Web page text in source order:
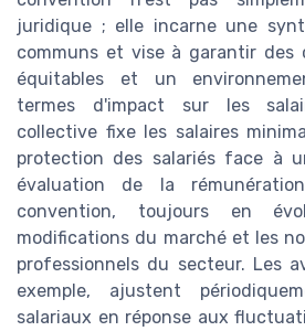
juridique ; elle incarne une
communs et vise à garantir des
équitables et un
termes d'impact sur les
collective fixe les salaires
protection des salariés face à
évaluation de la
convention, toujours en
modifications du marché et les
professionnels du secteur. Les
exemple, ajustent
salariaux en réponse aux